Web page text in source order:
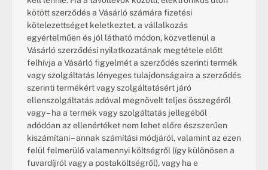
kötött szerződés a Vásárló számára fizetési
kötelezettséget keletkeztet, a vállalkozás
egyértelműen és jól látható módon, közvetlenül a
Vásárló szerződési nyilatkozatának megtétele előtt
felhívja a Vásárló figyelmét a szerződés szerinti termék
vagy szolgáltatás lényeges tulajdonságaira a szerződés
szerinti termékért vagy szolgáltatásért járó
ellenszolgáltatás adóval megnövelt teljes összegéről
vagy – ha a termék vagy szolgáltatás jellegéből
adódóan az ellenértéket nem lehet előre észszerűen
kiszámítani – annak számítási módjáról, valamint az ezen
felül felmerülő valamennyi költségről (így különösen a
fuvardíjról vagy a postaköltségről), vagy ha e